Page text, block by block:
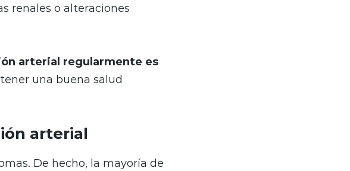
renales o alteraciones
arterial regularmente es
una buena salud
arterial
De hecho, la mayoría de